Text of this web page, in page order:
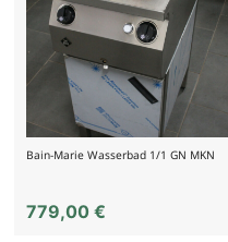
Bain-Marie Wasserbad 1/1 GN MKN
779,00 €